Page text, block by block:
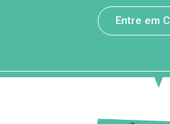
Entre em